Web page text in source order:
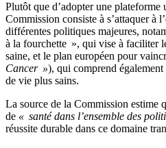
Plutôt que d’adopter une plateforme
Commission consiste à s’attaquer à
différentes politiques majeures,
à la fourchette », qui vise à faciliter
saine, et le plan européen pour
Cancer »), qui comprend
de vie plus sains.
La source de la Commission estime
de « santé dans l’ensemble des
réussite durable dans ce domaine